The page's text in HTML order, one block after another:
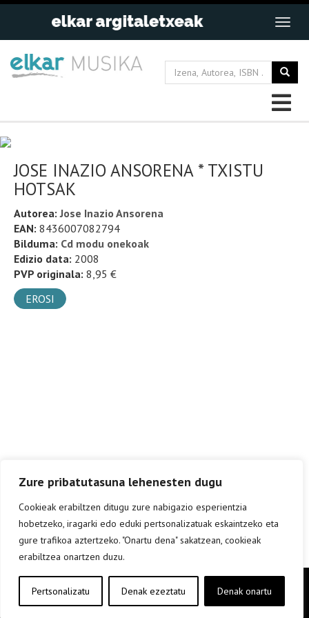
Zure pribatutasuna lehenesten dugu
Cookieak erabiltzen ditugu zure nabigazio esperientzia
hobetzeko, iragarki edo eduki pertsonalizatuak eskaintzeko eta
gure trafikoa aztertzeko. "Onartu dena" sakatzean, cookieak
erabiltzea onartzen duzu.
Pertsonalizatu Denak ezeztatu Denak onartu
JOSE INAZIO ANSORENA * TXISTU
HOTSAK
Autorea:Jose Inazio Ansorena
EAN: 8436007082794
Bilduma: Cd modu onekoak
Edizio data: 2008
PVP originala: 8,95 €
EROSI
Copyright © elkar Argitaletxeak 2019
Lege oharra
Cookie politika